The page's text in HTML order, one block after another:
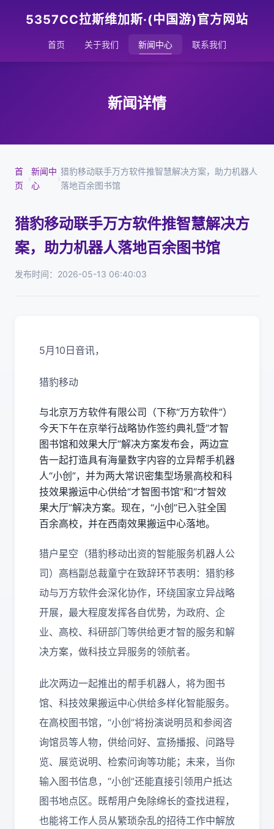
5357CC拉斯维加斯·(中国游)官方网站
首页 关于我们 新闻中心 联系我们
新闻详情
首
页
›
新闻中
心
›
猎豹移动联手万方软件推智慧解决方案，助力机器人
落地百余图书馆
猎豹移动联手万方软件推智慧解决方
案，助力机器人落地百余图书馆
发布时间：2026-05-13 06:40:03
5月10日音讯，
猎豹移动
与北京万方软件有限公司（下称“万方软件”）
今天下午在京举行战略协作签约典礼暨“才智
图书馆和效果大厅”解决方案发布会，两边宣
告一起打造具有海量数字内容的立异帮手机器
人“小创”，并为两大常识密集型场景高校和科
技效果搬运中心供给“才智图书馆”和“才智效
果大厅”解决方案。现在，“小创”已入驻全国
百余高校，并在西南效果搬运中心落地。
猎户星空（猎豹移动出资的智能服务机器人公
司）高档副总裁童宁在致辞环节表明：猎豹移
动与万方软件会深化协作，环绕国家立异战略
开展，最大程度发挥各自优势，为政府、企
业、高校、科研部门等供给更才智的服务和解
决方案，做科技立异服务的领航者。
此次两边一起推出的帮手机器人，将为图书
馆、科技效果搬运中心供给多样化智能服务。
在高校图书馆，“小创”将扮演说明员和参阅咨
询馆员等人物，供给问好、宣扬播报、问路导
览、展览说明、检索问询等功能；未来，当你
输入图书信息，“小创”还能直接引领用户抵达
图书地点区。既帮用户免除绵长的查找进程，
也能将工作人员从繁琐杂乱的招待工作中解放